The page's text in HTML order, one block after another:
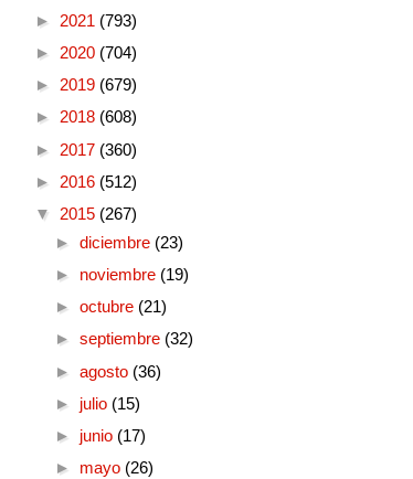
► 2021 (793)
► 2020 (704)
► 2019 (679)
► 2018 (608)
► 2017 (360)
► 2016 (512)
▼ 2015 (267)
► diciembre (23)
► noviembre (19)
► octubre (21)
► septiembre (32)
► agosto (36)
► julio (15)
► junio (17)
► mayo (26)